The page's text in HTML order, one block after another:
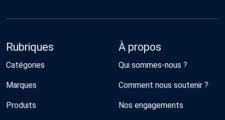
Rubriques
Catégories
Marques
Produits
À propos
Qui sommes-nous ?
Comment nous soutenir ?
Nos engagements